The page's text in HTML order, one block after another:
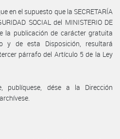
en el supuesto que la SECRETARÍA
SOCIAL del MINISTERIO DE
la publicación de carácter gratuita
y de esta Disposición, resultará
párrafo del Artículo 5 de la Ley
publíquese, dése a la Dirección